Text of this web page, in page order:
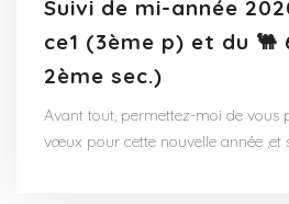
Suivi de mi-année
ce1 (3ème p) et du 🐫
2ème sec.)
Avant tout, permettez-moi de vous
vœux pour cette nouvelle année ,et